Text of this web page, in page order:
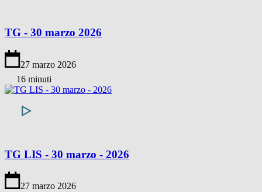
TG - 30 marzo 2026
27 marzo 2026
16 minuti
TG LIS - 30 marzo - 2026
27 marzo 2026